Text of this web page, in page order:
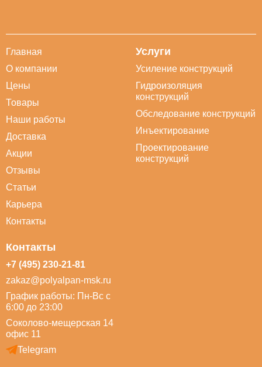
Главная
О компании
Цены
Товары
Наши работы
Доставка
Акции
Отзывы
Статьи
Карьера
Контакты
Услуги
Усиление конструкций
Гидроизоляция
конструкций
Обследование конструкций
Инъектирование
Проектирование
конструкций
Контакты
+7 (495) 230-21-81
zakaz@polyalpan-msk.ru
График работы: Пн-Вс с
6:00 до 23:00
Соколово-мещерская 14
офис 11
Telegram